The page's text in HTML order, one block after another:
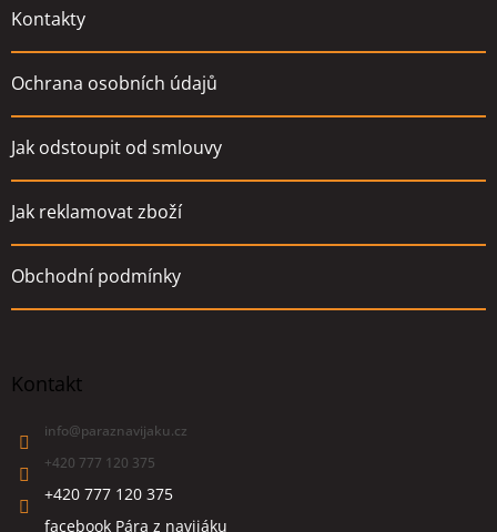
Kontakty
Ochrana osobních údajů
Jak odstoupit od smlouvy
Jak reklamovat zboží
Obchodní podmínky
Kontakt
info@paraznavijaku.cz
+420 777 120 375
+420 777 120 375
facebook Pára z navijáku